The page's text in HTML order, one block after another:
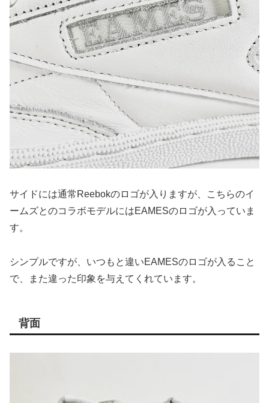
サイドには通常Reebokのロゴが入りますが、こちらのイ
ームズとのコラボモデルにはEAMESのロゴが入っていま
す。
シンプルですが、いつもと違いEAMESのロゴが入ること
で、また違った印象を与えてくれています。
背面